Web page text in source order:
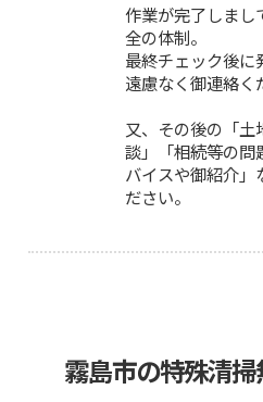
作業が完了しまし
全の体制。
最終チェック後に
遠慮なく御連絡く
又、その後の「土
談」「相続等の問
バイスや御紹介
ださい。
霧島市の特殊清